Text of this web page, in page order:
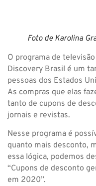
Foto de Karolina
O programa de
Discovery Brasil é um
pessoas dos Estados
As compras que elas
tanto de cupons de
jornais e revistas.
Nesse programa é
quanto mais desconto,
essa lógica, podemos
“Cupons de desconto
em 2020”.